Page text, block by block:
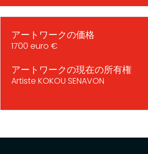
アートワークの価格
1700 euro €
アートワークの現在の所有権
Artiste KOKOU SENAVON